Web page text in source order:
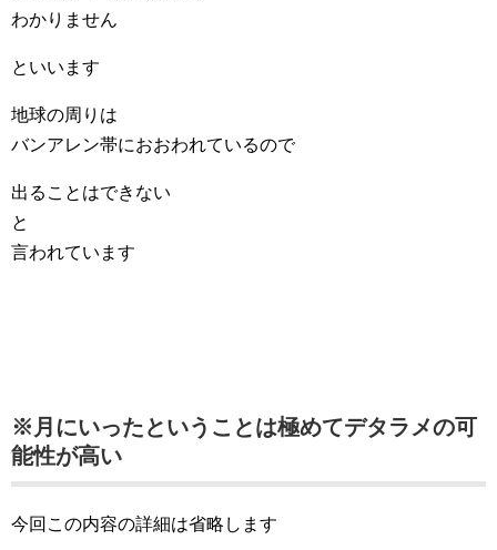
わかりません
といいます
地球の周りは
バンアレン帯におおわれているので
出ることはできない
と
言われています
※月にいったということは極めてデタラメの可
能性が高い
今回この内容の詳細は省略します